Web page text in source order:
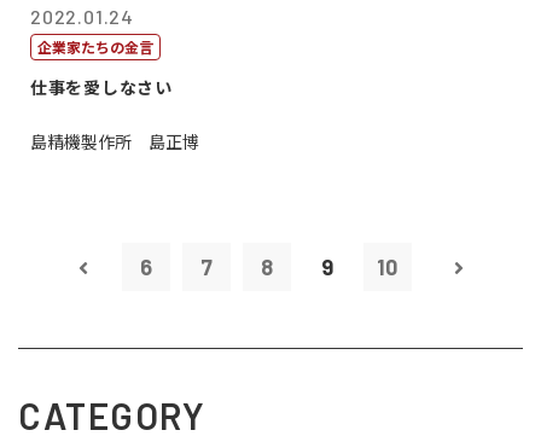
2022.01.24
企業家たちの金言
仕事を愛しなさい
島精機製作所 島正博
6 7 8 9 10
CATEGORY